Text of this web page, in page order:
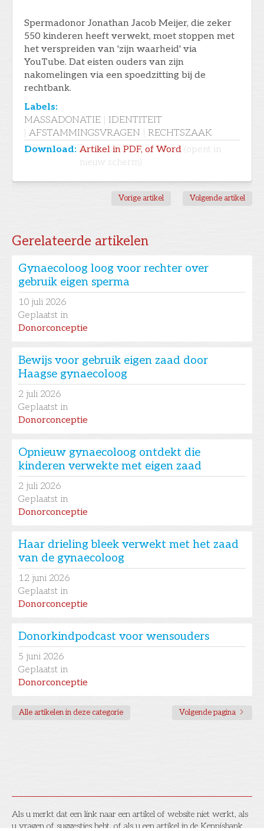
Als u merkt dat een link naar een artikel of website niet werkt, als
u vragen of suggesties hebt, of als u een artikel in de Kennisbank
Spermadonor Jonathan Jacob Meijer, die zeker
550 kinderen heeft verwekt, moet stoppen met
het verspreiden van 'zijn waarheid' via
YouTube. Dat eisten ouders van zijn
nakomelingen via een spoedzitting bij de
rechtbank.
Labels:
MASSADONATIE
IDENTITEIT
AFSTAMMINGSVRAGEN
RECHTSZAAK
Download: Artikel in PDF, of Word (opent in
nieuw scherm)
Vorige artikel Volgende artikel
Gerelateerde artikelen
Gynaecoloog loog voor rechter over
gebruik eigen sperma
10 juli 2026
Geplaatst in
Donorconceptie
Bewijs voor gebruik eigen zaad door
Haagse gynaecoloog
2 juli 2026
Geplaatst in
Donorconceptie
Opnieuw gynaecoloog ontdekt die
kinderen verwekte met eigen zaad
2 juli 2026
Geplaatst in
Donorconceptie
Haar drieling bleek verwekt met het zaad
van de gynaecoloog
12 juni 2026
Geplaatst in
Donorconceptie
Donorkindpodcast voor wensouders
5 juni 2026
Geplaatst in
Donorconceptie
Alle artikelen in deze categorie Volgende pagina